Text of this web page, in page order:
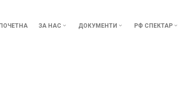
ПОЧЕТНА ЗА НАС ДОКУМЕНТИ РФ СПЕКТАР